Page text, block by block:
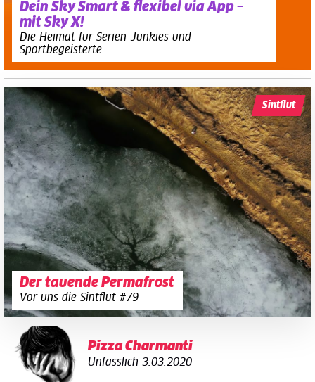
Dein Sky Smart & flexibel via App –
mit Sky X!
Die Heimat für Serien-Junkies und
Sportbegeisterte
Der tauende Permafrost
Vor uns die Sintflut #79
Sintflut
Pizza Charmanti
Unfasslich 3.03.2020